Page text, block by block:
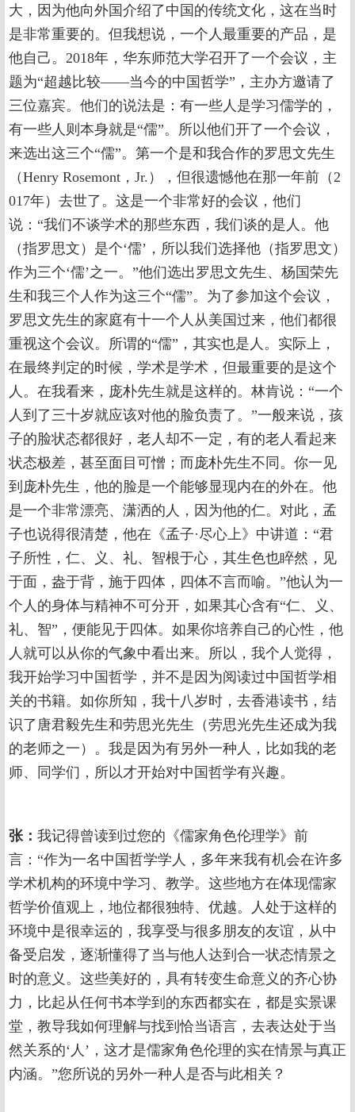
大，因为他向外国介绍了中国的传统文化，这在当时
是非常重要的。但我想说，一个人最重要的产品，是
他自己。2018年，华东师范大学召开了一个会议，主
题为“超越比较——当今的中国哲学”，主办方邀请了
三位嘉宾。他们的说法是：有一些人是学习儒学的，
有一些人则本身就是“儒”。所以他们开了一个会议，
来选出这三个“儒”。第一个是和我合作的罗思文先生
（Henry Rosemont，Jr.），但很遗憾他在那一年前（2
017年）去世了。这是一个非常好的会议，他们
说：“我们不谈学术的那些东西，我们谈的是人。他
（指罗思文）是个‘儒’，所以我们选择他（指罗思文）
作为三个‘儒’之一。”他们选出罗思文先生、杨国荣先
生和我三个人作为这三个“儒”。为了参加这个会议，
罗思文先生的家庭有十一个人从美国过来，他们都很
重视这个会议。所谓的“儒”，其实也是人。实际上，
在最终判定的时候，学术是学术，但最重要的是这个
人。在我看来，庞朴先生就是这样的。林肯说：“一个
人到了三十岁就应该对他的脸负责了。”一般来说，孩
子的脸状态都很好，老人却不一定，有的老人看起来
状态极差，甚至面目可憎；而庞朴先生不同。你一见
到庞朴先生，他的脸是一个能够显现内在的外在。他
是一个非常漂亮、潇洒的人，因为他的仁。对此，孟
子也说得很清楚，他在《孟子·尽心上》中讲道：“君
子所性，仁、义、礼、智根于心，其生色也睟然，见
于面，盎于背，施于四体，四体不言而喻。”他认为一
个人的身体与精神不可分开，如果其心含有“仁、义、
礼、智”，便能见于四体。如果你培养自己的心性，他
人就可以从你的气象中看出来。所以，我个人觉得，
我开始学习中国哲学，并不是因为阅读过中国哲学相
关的书籍。如你所知，我十八岁时，去香港读书，结
识了唐君毅先生和劳思光先生（劳思光先生还成为我
的老师之一）。我是因为有另外一种人，比如我的老
师、同学们，所以才开始对中国哲学有兴趣。
张： 我记得曾读到过您的《儒家角色伦理学》前
言：“作为一名中国哲学学人，多年来我有机会在许多
学术机构的环境中学习、教学。这些地方在体现儒家
哲学价值观上，地位都很独特、优越。人处于这样的
环境中是很幸运的，我享受与很多朋友的友谊，从中
备受启发，逐渐懂得了当与他人达到合一状态情景之
时的意义。这些美好的，具有转变生命意义的齐心协
力，比起从任何书本学到的东西都实在，都是实景课
堂，教导我如何理解与找到恰当语言，去表达处于当
然关系的‘人’，这才是儒家角色伦理的实在情景与真正
内涵。”您所说的另外一种人是否与此相关？